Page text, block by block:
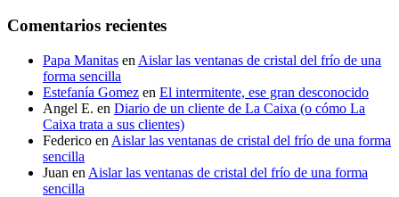
Comentarios recientes
Papa Manitas en Aislar las ventanas de cristal del frío de una
forma sencilla
Estefanía Gomez en El intermitente, ese gran desconocido
Angel E. en Diario de un cliente de La Caixa (o cómo La
Caixa trata a sus clientes)
Federico en Aislar las ventanas de cristal del frío de una forma
sencilla
Juan en Aislar las ventanas de cristal del frío de una forma
sencilla